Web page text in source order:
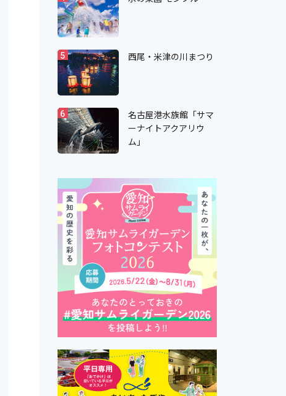
5 西尾・米津の川まつり
6
名古屋港水族館「サマ
ーナイトアクアリウ
ム」